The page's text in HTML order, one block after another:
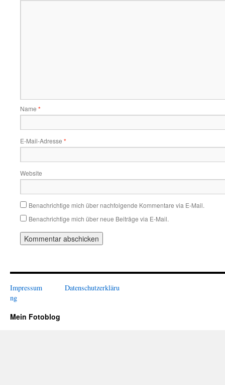
Name *
E-Mail-Adresse *
Website
Benachrichtige mich über nachfolgende Kommentare via E-Mail.
Benachrichtige mich über neue Beiträge via E-Mail.
Impressum
Datenschutzerkläru
ng
Mein Fotoblog